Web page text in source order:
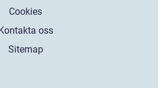
Cookies
oss
Sitemap